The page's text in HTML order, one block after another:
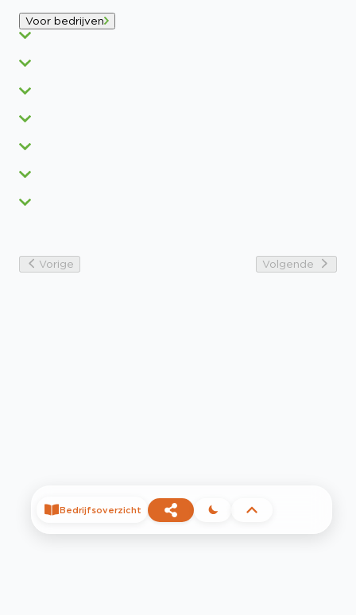
Voor bedrijven
Vorige Volgende
Bedrijfsoverzicht